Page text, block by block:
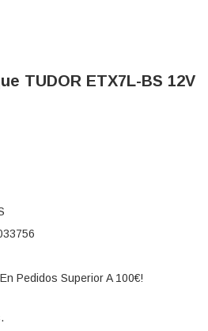
TUDOR ETX7L-BS 12V
Pedidos Superior A 100€!